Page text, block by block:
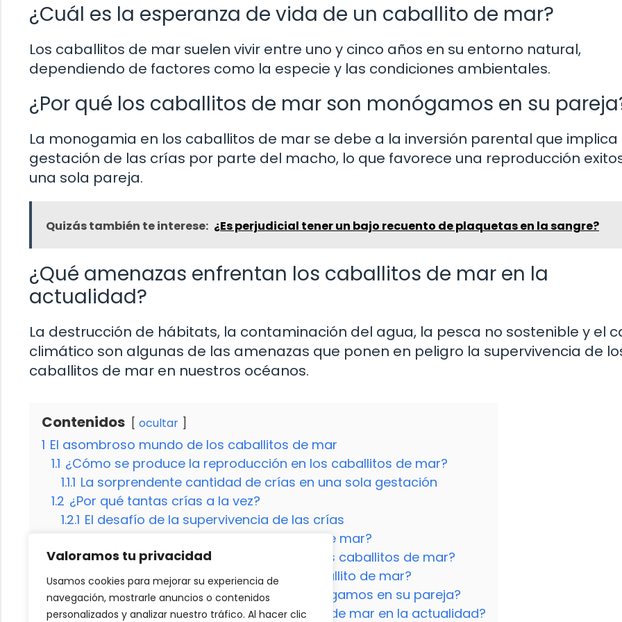
Valoramos tu privacidad
Usamos cookies para mejorar su experiencia de
navegación, mostrarle anuncios o contenidos
personalizados y analizar nuestro tráfico. Al hacer clic
¿Cuál es la esperanza de vida de un caballito de mar?
Los caballitos de mar suelen vivir entre uno y cinco años en su entorno natural,
dependiendo de factores como la especie y las condiciones ambientales.
¿Por qué los caballitos de mar son monógamos en su
La monogamia en los caballitos de mar se debe a la inversión parental que implica
gestación de las crías por parte del macho, lo que favorece una reproducción
una sola pareja.
Quizás también te interese: ¿Es perjudicial tener un bajo recuento de plaquetas en la sangre?
¿Qué amenazas enfrentan los caballitos de mar en la
actualidad?
La destrucción de hábitats, la contaminación del agua, la pesca no sostenible y el
climático son algunas de las amenazas que ponen en peligro la supervivencia de
caballitos de mar en nuestros océanos.
Contenidos ocultar
1 El asombroso mundo de los caballitos de mar
1.1 ¿Cómo se produce la reproducción en los caballitos de mar?
1.1.1 La sorprendente cantidad de crías en una sola gestación
1.2 ¿Por qué tantas crías a la vez?
1.2.1 El desafío de la supervivencia de las crías
¿Qué podemos aprender de los caballitos de mar?
2.1 ¿Qué podemos hacer para preservar a los caballitos de mar?
2.2 ¿Cuál es la esperanza de vida de un caballito de mar?
2.3 ¿Por qué los caballitos de mar son monógamos en su pareja?
2.4 ¿Qué amenazas enfrentan los caballitos de mar en la actualidad?